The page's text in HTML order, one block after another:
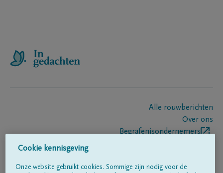
Alle rouwberichten
Over ons
Begrafenisondernemers
Cookie kennisgeving
Onze website gebruikt cookies. Sommige zijn nodig voor de